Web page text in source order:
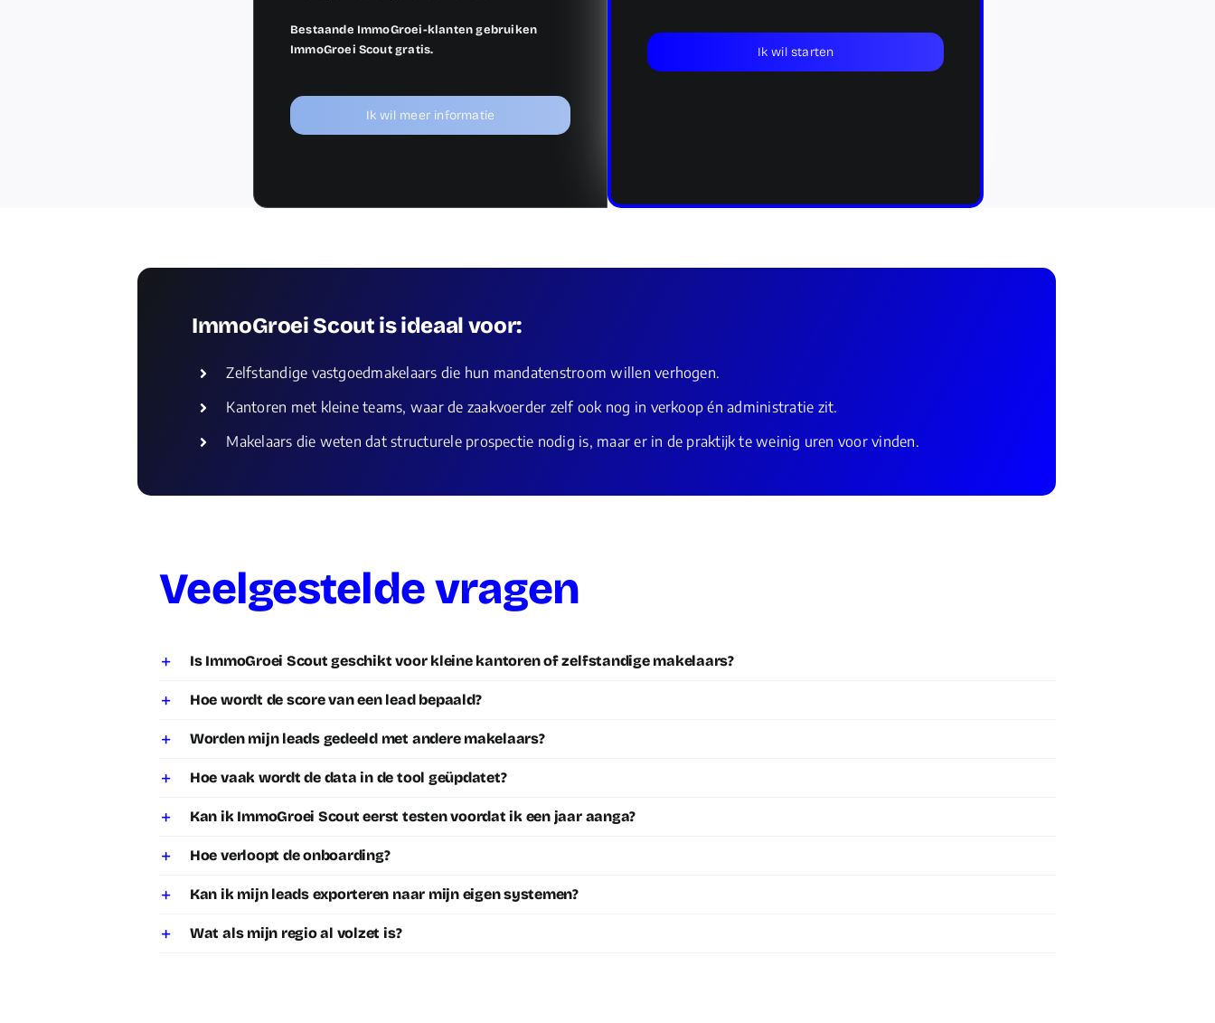
Bestaande ImmoGroei-klanten gebruiken
ImmoGroei Scout gratis.
Ik wil meer informatie
Ik wil starten
ImmoGroei Scout is ideaal voor:
Zelfstandige vastgoedmakelaars die hun mandatenstroom willen verhogen.
Kantoren met kleine teams, waar de zaakvoerder zelf ook nog in verkoop én administratie zit.
Makelaars die weten dat structurele prospectie nodig is, maar er in de praktijk te weinig uren voor vinden.
Veelgestelde vragen
Is ImmoGroei Scout geschikt voor kleine kantoren of zelfstandige makelaars?
Hoe wordt de score van een lead bepaald?
Worden mijn leads gedeeld met andere makelaars?
Hoe vaak wordt de data in de tool geüpdatet?
Kan ik ImmoGroei Scout eerst testen voordat ik een jaar aanga?
Hoe verloopt de onboarding?
Kan ik mijn leads exporteren naar mijn eigen systemen?
Wat als mijn regio al volzet is?